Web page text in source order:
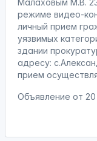
Малаховым М.В.
режиме видео-
личный прием
уязвимых
здании
адресу:
прием
Объявление от